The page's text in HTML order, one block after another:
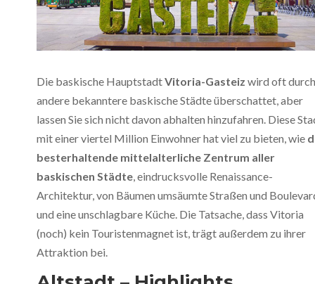
Die baskische HauptstadtVitoria-Gasteiz wird oft durch
andere bekanntere baskische Städte überschattet, aber
lassen Sie sich nicht davon abhalten hinzufahren. Diese
mit einer viertel Million Einwohner hat viel zu bieten, wie
besterhaltende mittelalterliche Zentrum aller
baskischen Städte , eindrucksvolle Renaissance-
Architektur, von Bäumen umsäumte Straßen und
und eine unschlagbare Küche. Die Tatsache, dass Vitoria
(noch) kein Touristenmagnet ist, trägt außerdem zu ihrer
Attraktion bei.